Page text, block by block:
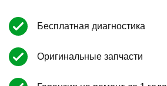
Бесплатная диагностика
Оригинальные запчасти